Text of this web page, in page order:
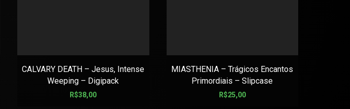
CALVARY DEATH – Jesus, Intense
Weeping – Digipack
R$38,00
MIASTHENIA – Trágicos Encantos
Primordiais – Slipcase
R$25,00